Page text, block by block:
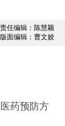
责任编辑：陈慧颖
版面编辑：曹文姣
药预防方